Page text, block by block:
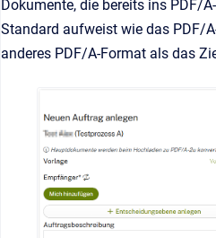
Dokumente, die bereits ins PDF/
Standard aufweist wie das PDF/
anderes PDF/A-Format als das